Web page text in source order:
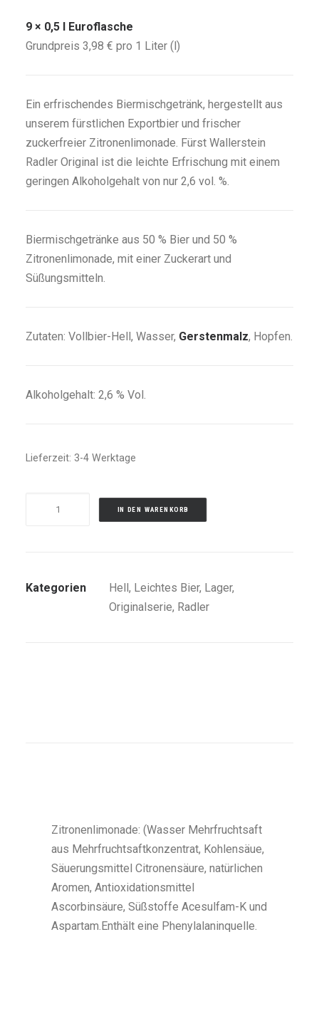
9 × 0,5 l Euroflasche
Grundpreis 3,98 € pro 1 Liter (l)
Ein erfrischendes Biermischgetränk, hergestellt aus
unserem fürstlichen Exportbier und frischer
zuckerfreier Zitronenlimonade. Fürst Wallerstein
Radler Original ist die leichte Erfrischung mit einem
geringen Alkoholgehalt von nur 2,6 vol. %.
Biermischgetränke aus 50 % Bier und 50 %
Zitronenlimonade, mit einer Zuckerart und
Süßungsmitteln.
Zutaten: Vollbier-Hell, Wasser, Gerstenmalz, Hopfen.
Alkoholgehalt: 2,6 % Vol.
Lieferzeit: 3-4 Werktage
WALLERSTEIN
HELL
IN DEN WARENKORB
Kategorien Hell, Leichtes Bier, Lager,
Originalserie, Radler
Zitronenlimonade: (Wasser Mehrfruchtsaft
aus Mehrfruchtsaftkonzentrat, Kohlensäue,
Säuerungsmittel Citronensäure, natürlichen
Aromen, Antioxidationsmittel
Ascorbinsäure, Süßstoffe Acesulfam-K und
Aspartam.Enthält eine Phenylalaninquelle.